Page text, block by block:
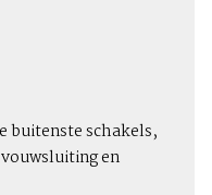
buitenste schakels,
en